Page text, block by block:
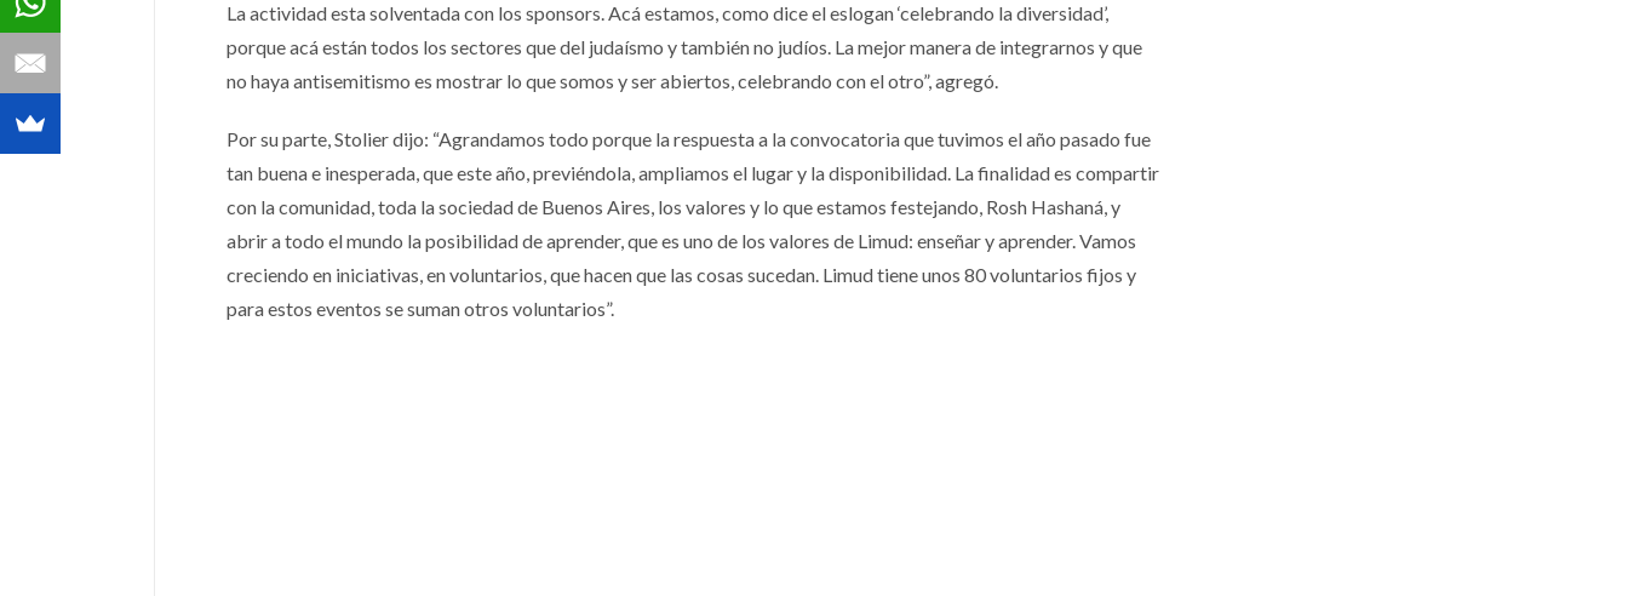
La actividad esta solventada con los sponsors. Acá estamos, como dice el eslogan ‘celebrando la diversidad’,
porque acá están todos los sectores que del judaísmo y también no judíos. La mejor manera de integrarnos y que
no haya antisemitismo es mostrar lo que somos y ser abiertos, celebrando con el otro”, agregó.
Por su parte, Stolier dijo: “Agrandamos todo porque la respuesta a la convocatoria que tuvimos el año pasado fue
tan buena e inesperada, que este año, previéndola, ampliamos el lugar y la disponibilidad. La finalidad es compartir
con la comunidad, toda la sociedad de Buenos Aires, los valores y lo que estamos festejando, Rosh Hashaná, y
abrir a todo el mundo la posibilidad de aprender, que es uno de los valores de Limud: enseñar y aprender. Vamos
creciendo en iniciativas, en voluntarios, que hacen que las cosas sucedan. Limud tiene unos 80 voluntarios fijos y
para estos eventos se suman otros voluntarios”.